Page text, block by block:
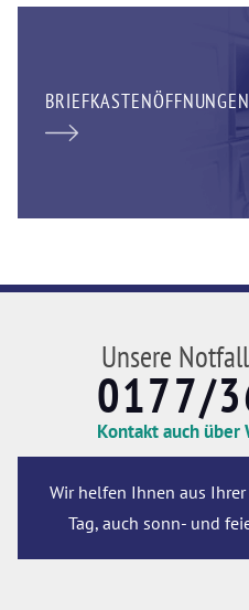
Unsere
0177/
Kontakt auch über
Wir helfen Ihnen aus
Tag, auch sonn- und